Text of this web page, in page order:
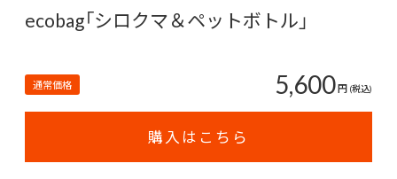
ecobag「シロクマ＆ペットボトル」
通常価格 5,600円 (税込)
購入はこちら